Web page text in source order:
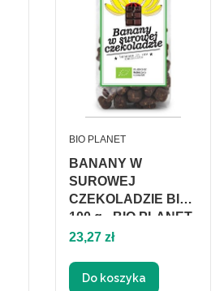
BANANY W
SUROWEJ
CZEKOLADZIE BIO
100 g - BIO PLANET
PRODUCENT
BIO PLANET
Cena
23,27 zł
Do koszyka